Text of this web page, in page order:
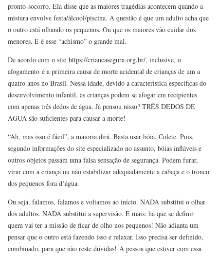
pronto-socorro. Ela disse que as maiores tragédias acontecem quando a
mistura envolve festa/álcool/piscina. A questão é que um adulto acha que
o outro está olhando os pequenos. Ou que os maiores vão cuidar dos
menores. E é esse “achismo” o grande mal.
De acordo com o site https://criancasegura.org.br/, inclusive, o
afogamento é a primeira causa de morte acidental de crianças de um a
quatro anos no Brasil. Nessa idade, devido a característica específicas do
desenvolvimento infantil, as crianças podem se afogar em recipientes
com apenas três dedos de água. Já pensou nisso? TRÊS DEDOS DE
ÁGUA são suficientes para causar a morte!
“Ah, mas isso é fácil”, a maioria dirá. Basta usar bóia. Colete. Pois,
segundo informações do site especializado no assunto, bóias infláveis e
outros objetos passam uma falsa sensação de segurança. Podem furar,
virar com a criança ou não estabilizar adequadamente a cabeça e o tronco
dos pequenos fora d’água.
Ou seja, falamos, falamos e voltamos ao início. NADA substitui o olhar
dos adultos. NADA substitui a supervisão. E mais: há que se definir
quem vai ter a missão de ficar de olho nos pequenos! Não adianta um
pensar que o outro está fazendo isso e relaxar. Isso precisa ser definido,
combinado, para que não reste dúvidas! A pessoa que estiver com essa